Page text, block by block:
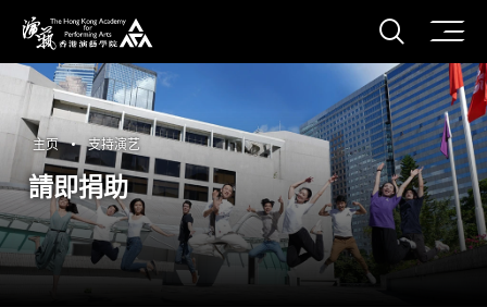
香港演艺学院
打开
主页 支持演艺
請即捐助